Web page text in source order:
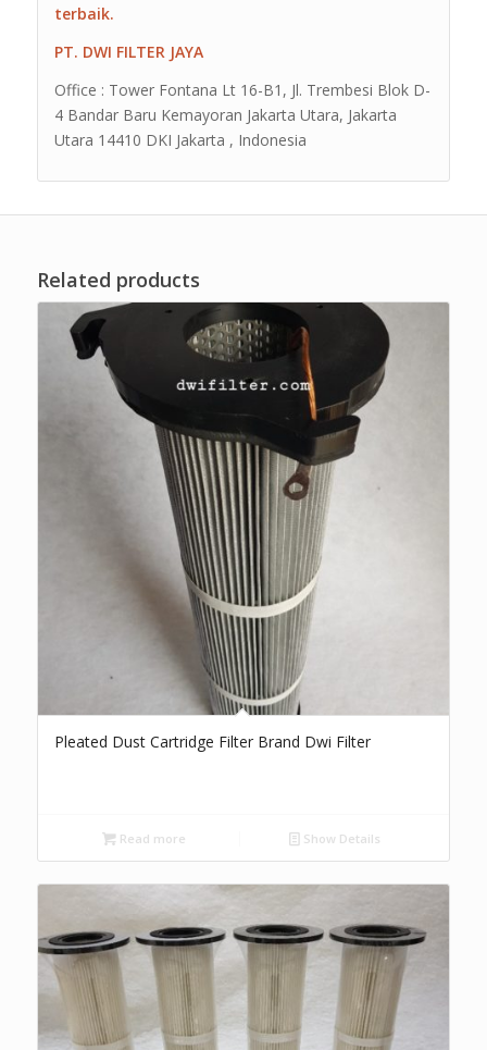
terbaik.
PT. DWI FILTER JAYA
Office : Tower Fontana Lt 16-B1, Jl. Trembesi Blok D-
4 Bandar Baru Kemayoran Jakarta Utara, Jakarta
Utara 14410 DKI Jakarta , Indonesia
Related products
Pleated Dust Cartridge Filter Brand Dwi Filter
Read more Show Details